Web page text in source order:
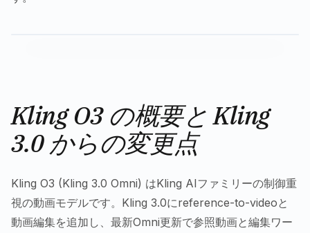
Kling O3 の概要と Kling
3.0 からの変更点
Kling O3 (Kling 3.0 Omni) はKling AIファミリーの制御重
視の動画モデルです。Kling 3.0にreference-to-videoと
動画編集を追加し、最新Omni更新で参照動画と編集ワー